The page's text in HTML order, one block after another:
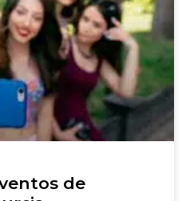
de